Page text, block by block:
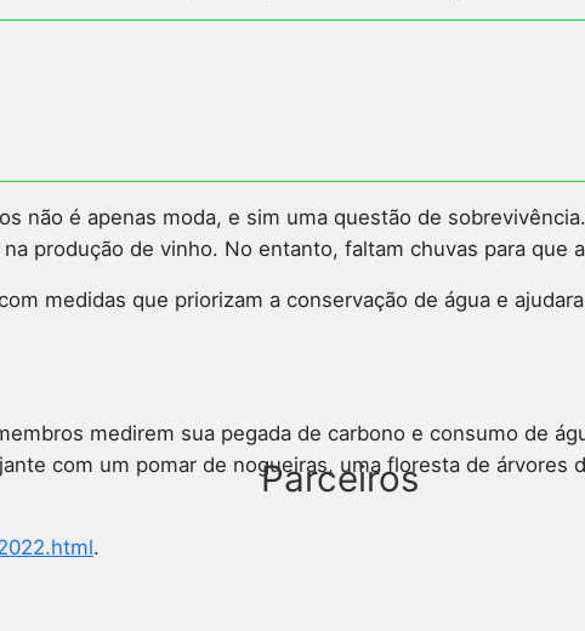
é apenas moda, e sim uma questão de
produção de vinho. No entanto, faltam chuvas para
medidas que priorizam a conservação de água e
medirem sua pegada de carbono e consumo de
com um pomar de nogueiras, uma floresta de
.
Parceiros